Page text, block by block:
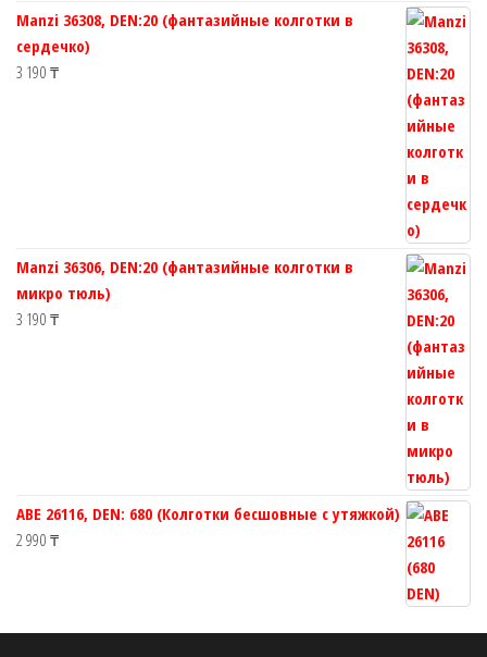
Manzi 36308, DEN:20 (фантазийные колготки в
сердечко)
3 190 ₸
Manzi 36306, DEN:20 (фантазийные колготки в
микро тюль)
3 190 ₸
ABE 26116, DEN: 680 (Колготки бесшовные с утяжкой)
2 990 ₸